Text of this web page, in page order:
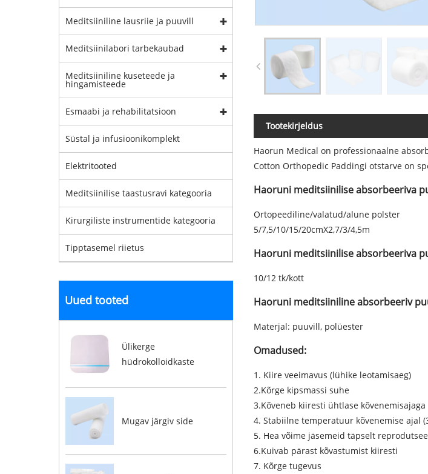
Meditsiiniline lausriie ja puuvill
Meditsiinilabori tarbekaubad
Meditsiiniline kuseteede ja
hingamisteede
Esmaabi ja rehabilitatsioon
Süstal ja infusioonikomplekt
Elektritooted
Meditsiinilise taastusravi kategooria
Kirurgiliste instrumentide kategooria
Tipptasemel riietus
Uued tooted
Ülikerge
hüdrokolloidkaste
Mugav järgiv side
Tootekirjeldus
Haorun Medical on professionaalne
Cotton Orthopedic Paddingi otstarve on
Haoruni meditsiinilise absorbeeriva
Ortopeediline/valatud/alune polster
5/7,5/10/15/20cmX2,7/3/4,5m
Haoruni meditsiinilise absorbeeriva
10/12 tk/kott
Haoruni meditsiiniline absorbeeriv
Materjal: puuvill, polüester
Omadused:
1. Kiire veeimavus (lühike leotamisaeg)
2.Kõrge kipsmassi suhe
3.Kõveneb kiiresti ühtlase kõvenemisajaga
4. Stabiilne temperatuur kõvenemise ajal
5. Hea võime jäsemeid täpselt
6.Kuivab pärast kõvastumist kiiresti
7. Kõrge tugevus